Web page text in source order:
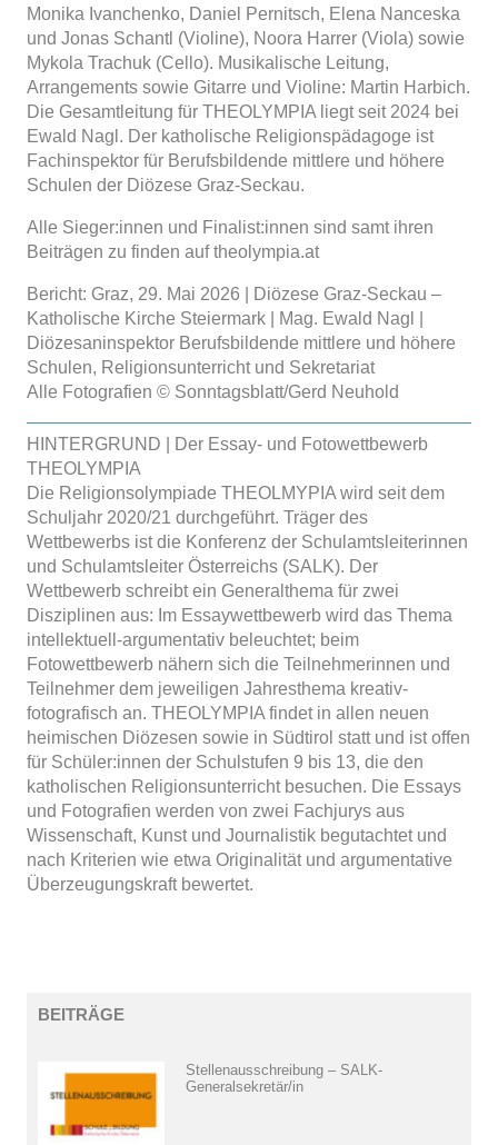
Monika Ivanchenko, Daniel Pernitsch, Elena Nanceska
und Jonas Schantl (Violine), Noora Harrer (Viola) sowie
Mykola Trachuk (Cello). Musikalische Leitung,
Arrangements sowie Gitarre und Violine: Martin Harbich.
Die Gesamtleitung für THEOLYMPIA liegt seit 2024 bei
Ewald Nagl. Der katholische Religionspädagoge ist
Fachinspektor für Berufsbildende mittlere und höhere
Schulen der Diözese Graz-Seckau.
Alle Sieger:innen und Finalist:innen sind samt ihren
Beiträgen zu finden auf theolympia.at
Bericht: Graz, 29. Mai 2026 | Diözese Graz-Seckau –
Katholische Kirche Steiermark | Mag. Ewald Nagl |
Diözesaninspektor Berufsbildende mittlere und höhere
Schulen, Religionsunterricht und Sekretariat
Alle Fotografien © Sonntagsblatt/Gerd Neuhold
HINTERGRUND | Der Essay- und Fotowettbewerb
THEOLYMPIA
Die Religionsolympiade THEOLMYPIA wird seit dem
Schuljahr 2020/21 durchgeführt. Träger des
Wettbewerbs ist die Konferenz der Schulamtsleiterinnen
und Schulamtsleiter Österreichs (SALK). Der
Wettbewerb schreibt ein Generalthema für zwei
Disziplinen aus: Im Essaywettbewerb wird das Thema
intellektuell-argumentativ beleuchtet; beim
Fotowettbewerb nähern sich die Teilnehmerinnen und
Teilnehmer dem jeweiligen Jahresthema kreativ-
fotografisch an. THEOLYMPIA findet in allen neuen
heimischen Diözesen sowie in Südtirol statt und ist offen
für Schüler:innen der Schulstufen 9 bis 13, die den
katholischen Religionsunterricht besuchen. Die Essays
und Fotografien werden von zwei Fachjurys aus
Wissenschaft, Kunst und Journalistik begutachtet und
nach Kriterien wie etwa Originalität und argumentative
Überzeugungskraft bewertet.
BEITRÄGE
Stellenausschreibung – SALK-
Generalsekretär/in